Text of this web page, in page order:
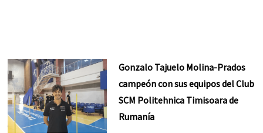
Gonzalo Tajuelo Molina-Prados
campeón con sus equipos del Club
SCM Politehnica Timisoara de
Rumanía